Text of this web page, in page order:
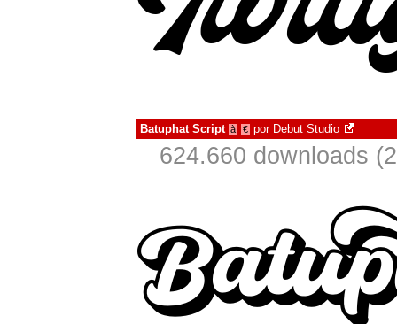
Batuphat Script à € por Debut Studio
624.660 downloads